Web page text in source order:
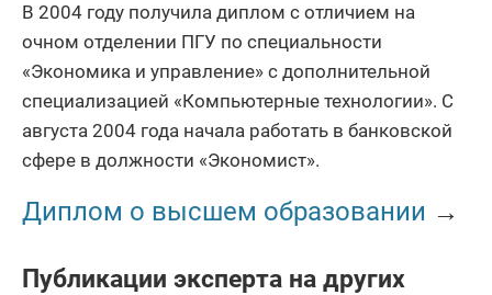
В 2004 году получила диплом с отличием на
очном отделении ПГУ по специальности
«Экономика и управление» с дополнительной
специализацией «Компьютерные технологии». С
августа 2004 года начала работать в банковской
сфере в должности «Экономист».
Диплом о высшем образовании →
Публикации эксперта на других